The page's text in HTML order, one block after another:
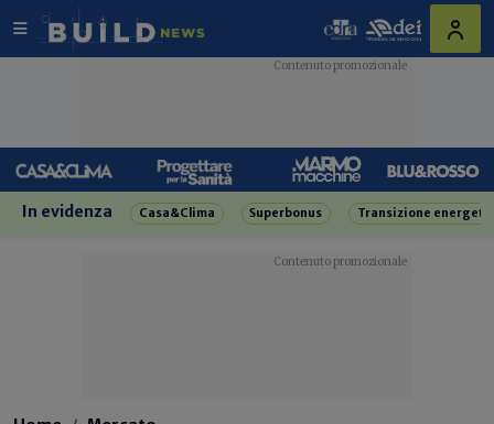
In evidenza Casa&Clima Superbonus Transizione